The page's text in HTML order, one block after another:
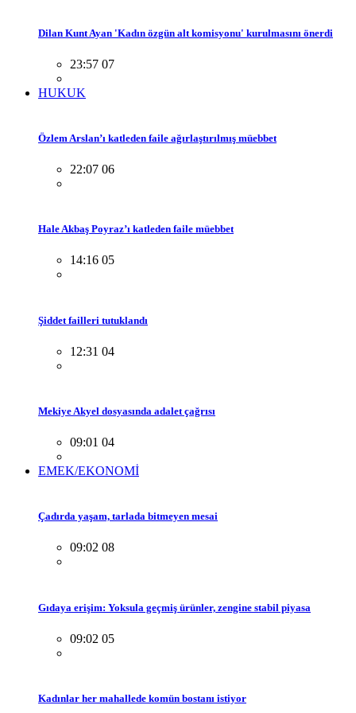
Dilan Kunt Ayan 'Kadın özgün alt komisyonu' kurulmasını önerdi
23:57 07
HUKUK
Özlem Arslan’ı katleden faile ağırlaştırılmış müebbet
22:07 06
Hale Akbaş Poyraz’ı katleden faile müebbet
14:16 05
Şiddet failleri tutuklandı
12:31 04
Mekiye Akyel dosyasında adalet çağrısı
09:01 04
EMEK/EKONOMİ
Çadırda yaşam, tarlada bitmeyen mesai
09:02 08
Gıdaya erişim: Yoksula geçmiş ürünler, zengine stabil piyasa
09:02 05
Kadınlar her mahallede komün bostanı istiyor